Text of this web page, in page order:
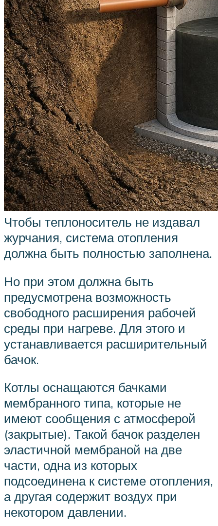
Чтобы теплоноситель не издавал
журчания, система отопления
должна быть полностью заполнена.
Но при этом должна быть
предусмотрена возможность
свободного расширения рабочей
среды при нагреве. Для этого и
устанавливается расширительный
бачок.
Котлы оснащаются бачками
мембранного типа, которые не
имеют сообщения с атмосферой
(закрытые). Такой бачок разделен
эластичной мембраной на две
части, одна из которых
подсоединена к системе отопления,
а другая содержит воздух при
некотором давлении.